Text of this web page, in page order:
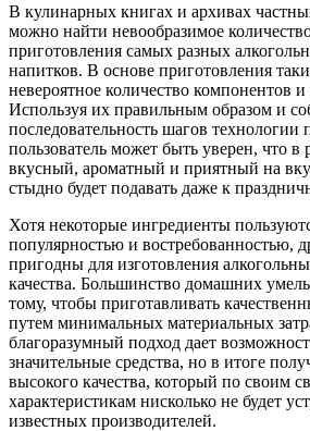
В кулинарных книгах и архивах
можно найти невообразимое
приготовления самых разных
напитков. В основе приготовления
невероятное количество компонентов
Используя их правильным образом и
последовательность шагов технологии
пользователь может быть уверен, что в
вкусный, ароматный и приятный на
стыдно будет подавать даже к
Хотя некоторые ингредиенты
популярностью и востребованностью,
пригодны для изготовления
качества. Большинство домашних
тому, чтобы приготавливать
путем минимальных материальных
благоразумный подход дает
значительные средства, но в итоге
высокого качества, который по своим
характеристикам нисколько не будет
известных производителей.